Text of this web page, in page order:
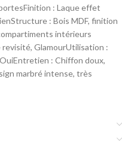
: Laque effet
: Bois MDF, finition
intérieurs
revisité, GlamourUtilisation :
: Chiffon doux,
marbré intense, très